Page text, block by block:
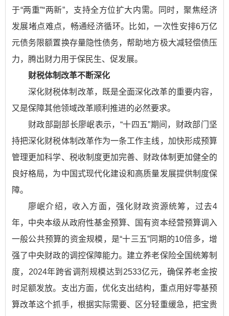
于“两重”“两新”，支持全方位扩大内需。同时，聚焦经济
发展堵点难点，畅通经济循环。比如，一次性安排6万亿
元债务限额置换存量隐性债务，帮助地方极大减轻偿债压
力，腾出财力用于保民生、促发展。
财税体制改革不断深化
深化财税体制改革，既是全面深化改革的重要内容，
又是保障其他领域改革顺利推进的必然要求。
财政部副部长廖岷表示，“十四五”期间，财政部门坚
持把深化财税体制改革作为一条工作主线，加快形成预算
管理更加科学、税收制度更加完善、财政体制更加健全的
良好格局，为中国式现代化建设和高质量发展提供制度保
障。
廖岷介绍，收入方面，强化财政资源统筹，过去4
年，中央本级从政府性基金预算、国有资本经营预算调入
一般公共预算的资金规模，是“十三五”同期的10倍多，增
强了中央财政的调控保障能力。建立养老保险全国统筹制
度，2024年跨省调剂规模达到2533亿元，确保养老金按
时足额发放。支出方面，优化支出结构，重点用好零基预
算改革这个抓手，根据实际需要、区分轻重缓急，把宝贵